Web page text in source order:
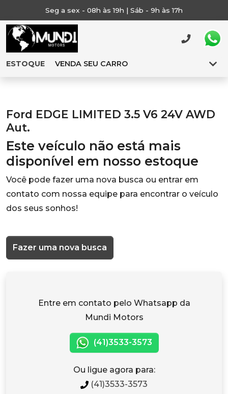
Seg a sex - 08h às 19h | Sáb - 9h às 17h
ESTOQUE VENDA SEU CARRO
Ford EDGE LIMITED 3.5 V6 24V AWD
Aut.
Este veículo não está mais
disponível em nosso estoque
Você pode fazer uma nova busca ou entrar em
contato com nossa equipe para encontrar o veículo
dos seus sonhos!
Fazer uma nova busca
Entre em contato pelo Whatsapp da
Mundi Motors
(41)3533-3573
Ou ligue agora para:
(41)3533-3573